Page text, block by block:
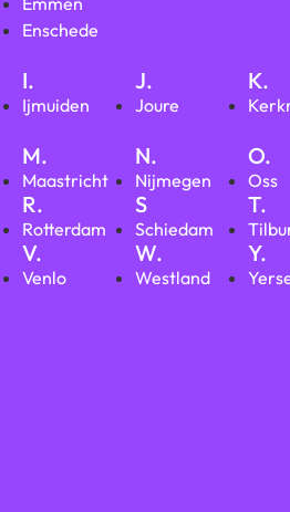
Enschede
I.
Ijmuiden
J.
Joure
K.
M.
Maastricht
N.
Nijmegen
O.
Oss
R.
Rotterdam
S
Schiedam
T.
V.
Venlo
W.
Westland
Y.